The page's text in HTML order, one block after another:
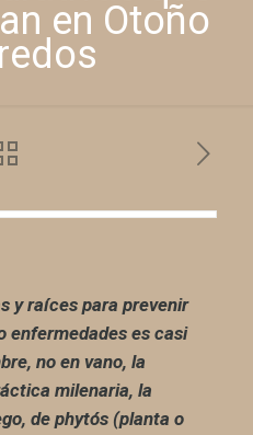
en Otoño
y raíces para prevenir
enfermedades es casi
no en vano, la
milenaria, la
de phytós (planta o